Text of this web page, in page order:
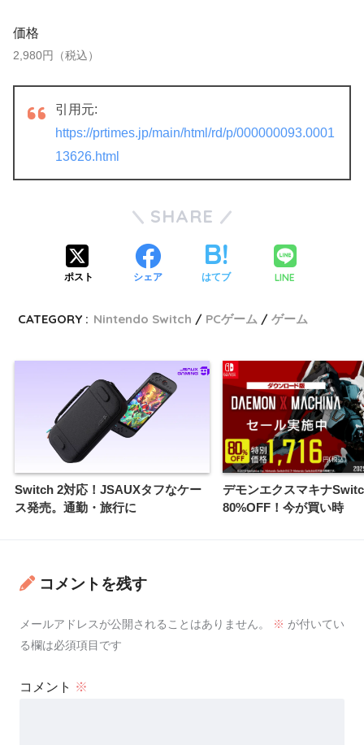
価格
2,980円（税込）
引用元:
https://prtimes.jp/main/html/rd/p/000000093.0001
13626.html
SHARE
ポスト シェア はてブ LINE
CATEGORY : Nintendo Switch PCゲーム ゲーム
Switch 2対応！JSAUXタフなケー
ス発売。通勤・旅行に
デモンエクスマキナ
80%OFF！今が買い時
コメントを残す
メールアドレスが公開されることはありません。 ※ が付いてい
る欄は必須項目です
コメント ※